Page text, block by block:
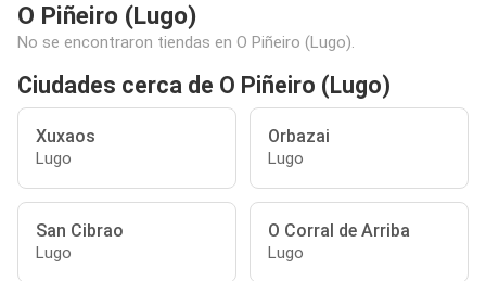
O Piñeiro (Lugo)
No se encontraron tiendas en O Piñeiro (Lugo).
Ciudades cerca de O Piñeiro (Lugo)
Xuxaos
Lugo
Orbazai
Lugo
San Cibrao
Lugo
O Corral de Arriba
Lugo